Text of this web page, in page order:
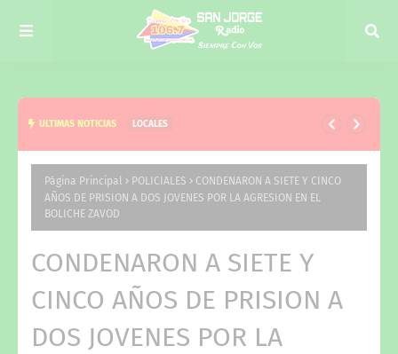
ULTIMAS NOTICIAS LOCALES
Página Principal POLICIALES
CONDENARON A SIETE Y CINCO
AÑOS DE PRISION A DOS JOVENES POR LA AGRESION EN EL
BOLICHE ZAVOD
CONDENARON A SIETE Y
CINCO AÑOS DE PRISION A
DOS JOVENES POR LA